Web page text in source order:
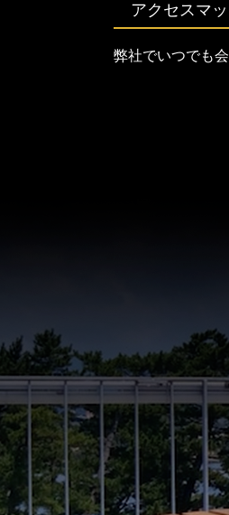
アクセスマ
弊社でいつでも